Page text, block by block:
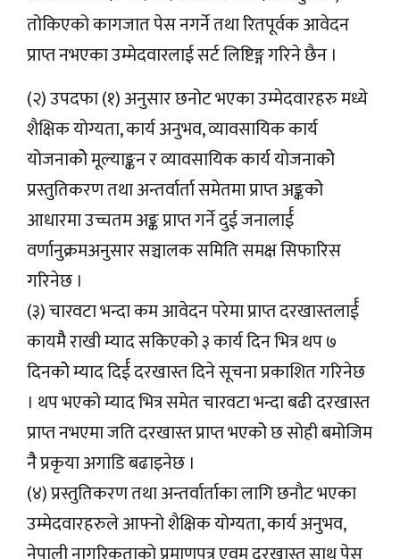
तोकिएको कागजात पेस नगर्ने तथा रितपूर्वक आवेदन
प्राप्त नभएका उम्मेदवारलाई सर्ट लिष्टिङ्ग गरिने छैन ।
(२) उपदफा (१) अनुसार छनोट भएका उम्मेदवारहरु मध्ये
शैक्षिक योग्यता, कार्य अनुभव, व्यावसायिक कार्य
योजनाकोे मूल्याङ्कन र व्यावसायिक कार्य योजनाकोे
प्रस्तुतिकरण तथा अन्तर्वार्ता समेतमा प्राप्त अङ्ककोे
आधारमा उच्चतम अङ्क प्राप्त गर्ने दुई जनालार्ई
वर्णानुक्रमअनुसार सञ्चालक समिति समक्ष सिफारिस
गरिनेछ ।
(३) चारवटा भन्दा कम आवेदन परेमा प्राप्त दरखास्तलार्ई
कायमैै राखी म्याद सकिएकोे ३ कार्य दिन भित्र थप ७
दिनकोे म्याद दिर्ई दरखास्त दिने सूचना प्रकाशित गरिनेछ
। थप भएको म्याद भित्र समेत चारवटा भन्दा बढी दरखास्त
प्राप्त नभएमा जति दरखास्त प्राप्त भएकोे छ सोही बमोजिम
नैै प्रकृया अगाडि बढाइनेछ ।
(४) प्रस्तुतिकरण तथा अन्तर्वार्ताका लागि छनौट भएका
उम्मेदवारहरुले आफ्नो शैक्षिक योग्यता, कार्य अनुभव,